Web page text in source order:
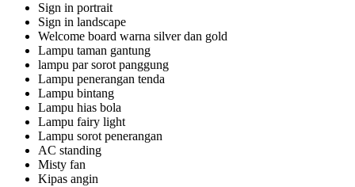
Sign in portrait
Sign in landscape
Welcome board warna silver dan gold
Lampu taman gantung
lampu par sorot panggung
Lampu penerangan tenda
Lampu bintang
Lampu hias bola
Lampu fairy light
Lampu sorot penerangan
AC standing
Misty fan
Kipas angin